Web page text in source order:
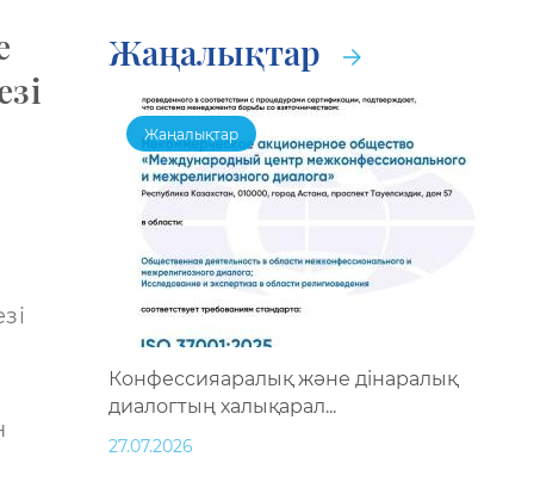
Жаңалықтар
Жаңалықтар
Конфессияаралық және дінаралық
диалогтың халықарал...
27.07.2026